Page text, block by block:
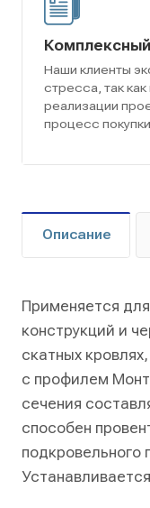
Наши клиенты
стресса, так
реализации
процесс
Описание
Применяется
конструкций и
скатных
с профилем
сечения
способен
подкровельного